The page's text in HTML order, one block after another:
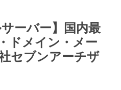
サーバー】国内最
ドメイン・メー
セブンアーチザ